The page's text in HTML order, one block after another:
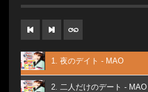
1. 夜のデイト - MAO
2. 二人だけのデート - MAO